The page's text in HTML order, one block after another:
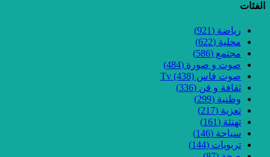
الفئات
رياضة (921)
محلية (622)
مجتمع (586)
صوت و صورة (484)
صوت فاس Tv (438)
ثقافة و فن (336)
وطنية (299)
تعزية (217)
تهنئة (161)
سياحة (146)
تربويات (144)